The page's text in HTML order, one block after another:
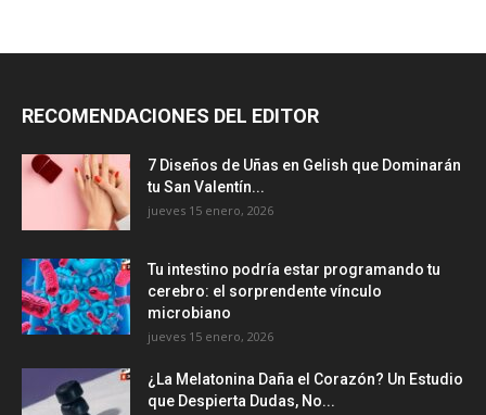
RECOMENDACIONES DEL EDITOR
7 Diseños de Uñas en Gelish que Dominarán
tu San Valentín...
jueves 15 enero, 2026
Tu intestino podría estar programando tu
cerebro: el sorprendente vínculo
microbiano
jueves 15 enero, 2026
¿La Melatonina Daña el Corazón? Un Estudio
que Despierta Dudas, No...